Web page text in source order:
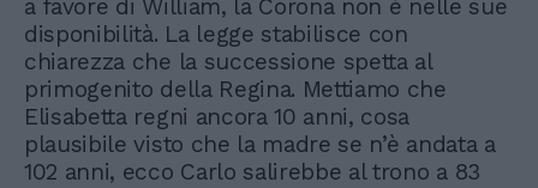
a favore di William, la Corona non è nelle sue
disponibilità. La legge stabilisce con
chiarezza che la successione spetta al
primogenito della Regina. Mettiamo che
Elisabetta regni ancora 10 anni, cosa
plausibile visto che la madre se n’è andata a
102 anni, ecco Carlo salirebbe al trono a 83